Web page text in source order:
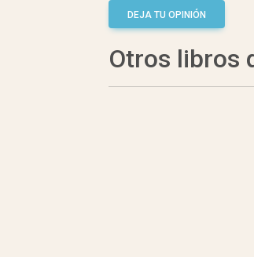
DEJA TU OPINIÓN
Otros libros